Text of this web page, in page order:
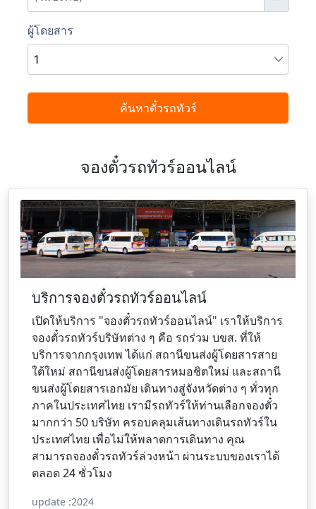
จองตั๋วรถทัวร์ออนไลน์
บริการจองตั๋วรถทัวร์ออนไลน์
เปิดให้บริการ "จองตั๋วรถทัวร์ออนไลน์" เราให้บริการ
จองตั๋วรถทัวร์บริษัทต่าง ๆ คือ รถร่วม บขส. ที่ให้
บริการจากกรุงเทพ ได้แก่ สถานีขนส่งผู้โดยสารสาย
ใต้ใหม่ สถานีขนส่งผู้โดยสารหมอชิตใหม่ และสถานี
ขนส่งผู้โดยสารเอกมัย เดินทางสู่จังหวัดต่าง ๆ ทั่วทุก
ภาคในประเทศไทย เรามีรถทัวร์ให้ท่านเลือกจองตั๋ว
มากกว่า 50 บริษัท ครอบคลุมเส้นทางเดินรถทัวร์ใน
ประเทศไทย เพื่อไม่ให้พลาดการเดินทาง คุณ
สามารถจองตั๋วรถทัวร์ล่วงหน้า ผ่านระบบของเราได้
ตลอด 24 ชั่วโมง
update :2024